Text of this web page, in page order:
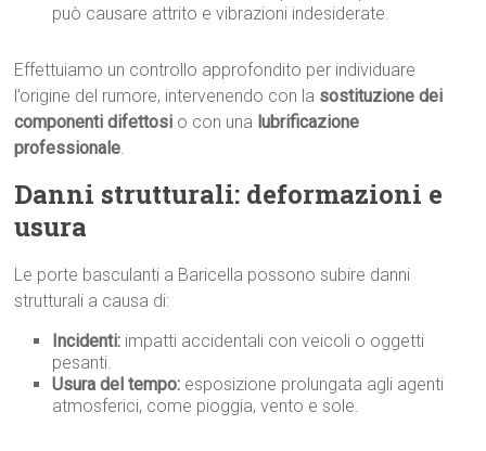
può causare attrito e vibrazioni indesiderate.
Effettuiamo un controllo approfondito per individuare
l’origine del rumore, intervenendo con la sostituzione dei
componenti difettosi o con una lubrificazione
professionale.
Danni strutturali: deformazioni e
usura
Le porte basculanti a Baricella possono subire danni
strutturali a causa di:
Incidenti: impatti accidentali con veicoli o oggetti
pesanti.
Usura del tempo: esposizione prolungata agli agenti
atmosferici, come pioggia, vento e sole.